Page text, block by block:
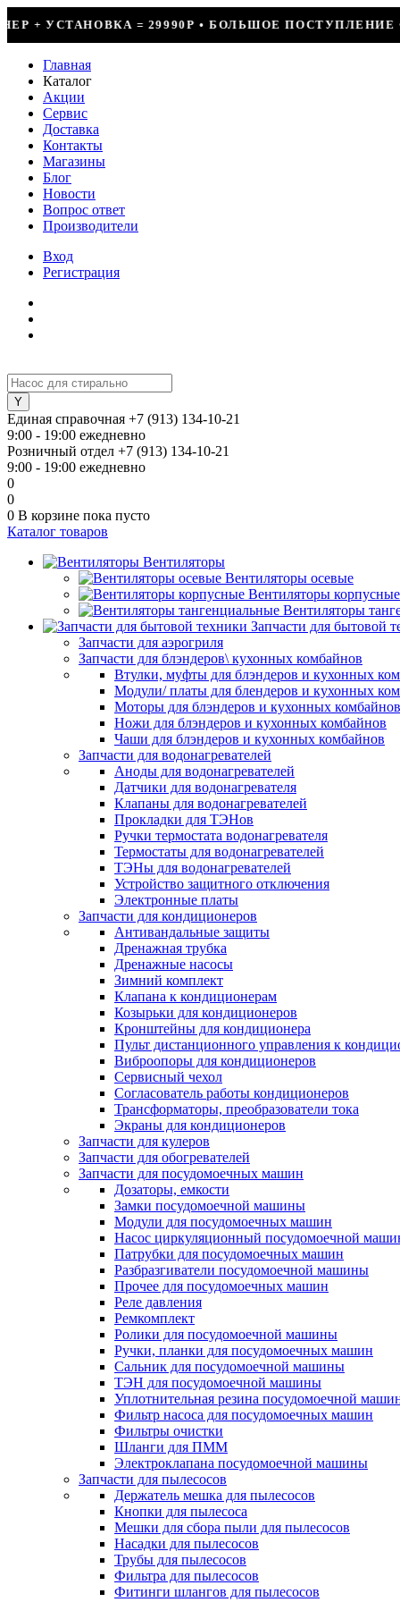
• БОЛЬШОЕ ПОСТУПЛЕНИЕ ФРЕОНА • СКИДКИ ДО
Главная
Каталог
Акции
Сервис
Доставка
Контакты
Магазины
Блог
Новости
Вопрос ответ
Производители
Вход
Регистрация
Единая справочная +7 (913) 134-10-21
9:00 - 19:00 ежедневно
Розничный отдел +7 (913) 134-10-21
9:00 - 19:00 ежедневно
0
0
0 В корзине пока пусто
Каталог товаров
Вентиляторы
Вентиляторы осевые
Вентиляторы корпусные
Вентиляторы
Запчасти для бытовой
Запчасти для аэрогриля
Запчасти для блэндеров\ кухонных комбайнов
Втулки, муфты для блэндеров и кухонных
Модули/ платы для блендеров и кухонных
Моторы для блэндеров и кухонных комбайнов
Ножи для блэндеров и кухонных комбайнов
Чаши для блэндеров и кухонных комбайнов
Запчасти для водонагревателей
Аноды для водонагревателей
Датчики для водонагревателя
Клапаны для водонагревателей
Прокладки для ТЭНов
Ручки термостата водонагревателя
Термостаты для водонагревателей
ТЭНы для водонагревателей
Устройство защитного отключения
Электронные платы
Запчасти для кондиционеров
Антивандальные защиты
Дренажная трубка
Дренажные насосы
Зимний комплект
Клапана к кондиционерам
Козырьки для кондиционеров
Кронштейны для кондиционера
Пульт дистанционного управления к
Виброопоры для кондиционеров
Сервисный чехол
Согласователь работы кондиционеров
Трансформаторы, преобразователи тока
Экраны для кондиционеров
Запчасти для кулеров
Запчасти для обогревателей
Запчасти для посудомоечных машин
Дозаторы, емкости
Замки посудомоечной машины
Модули для посудомоечных машин
Насос циркуляционный посудомоечной
Патрубки для посудомоечных машин
Разбразгиватели посудомоечной машины
Прочее для посудомоечных машин
Реле давления
Ремкомплект
Ролики для посудомоечной машины
Ручки, планки для посудомоечных машин
Сальник для посудомоечной машины
ТЭН для посудомоечной машины
Уплотнительная резина посудомоечной
Фильтр насоса для посудомоечных машин
Фильтры очистки
Шланги для ПММ
Электроклапана посудомоечной машины
Запчасти для пылесосов
Держатель мешка для пылесосов
Кнопки для пылесоса
Мешки для сбора пыли для пылесосов
Насадки для пылесосов
Трубы для пылесосов
Фильтра для пылесосов
Фитинги шлангов для пылесосов